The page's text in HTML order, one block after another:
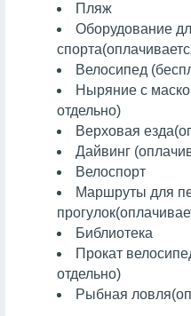
Пляж
Оборудование
спорта
Велосипед
Ныряние с
отдельно)
Верховая езда
Дайвинг
Велоспорт
Маршруты для
прогулок
Библиотека
Прокат
отдельно)
Рыбная ловля